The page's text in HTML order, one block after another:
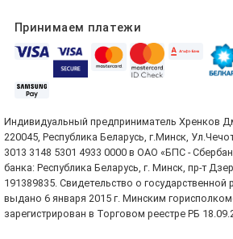
Принимаем платежи
Индивидуальный предприниматель Хренков
220045, Республика Беларусь, г.Минск,
3013 3148 5301 4933 0000 в ОАО «БПС -
банка: Республика Беларусь, г. Минск, пр-т
191389835. Свидетельство о государственной
выдано 6 января 2015 г. Минским
зарегистрирован в Торговом реестре РБ